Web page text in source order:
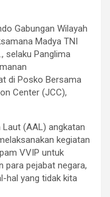
Gabungan Wilayah
Madya TNI
selaku Panglima
di Posko Bersama
Center (JCC),
(AAL) angkatan
kegiatan
VVIP untuk
para pejabat negara,
hal yang tidak kita